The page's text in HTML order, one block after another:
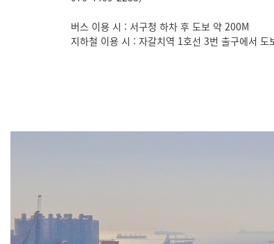
버스 이용 시 : 서구청 하차 후 도보 약 200M
지하철 이용 시 : 자갈치역 1호선 3번 출구에서 도